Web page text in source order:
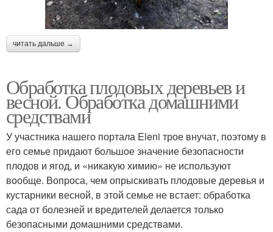
читать дальше →
Обработка плодовых деревьев и
весной. Обработка домашними
средствами
У участника нашего портала Eleni трое внучат, поэтому в
его семье придают большое значение безопасности
плодов и ягод, и «никакую химию» не используют
вообще. Вопроса, чем опрыскивать плодовые деревья и
кустарники весной, в этой семье не встает: обработка
сада от болезней и вредителей делается только
безопасными домашними средствами.